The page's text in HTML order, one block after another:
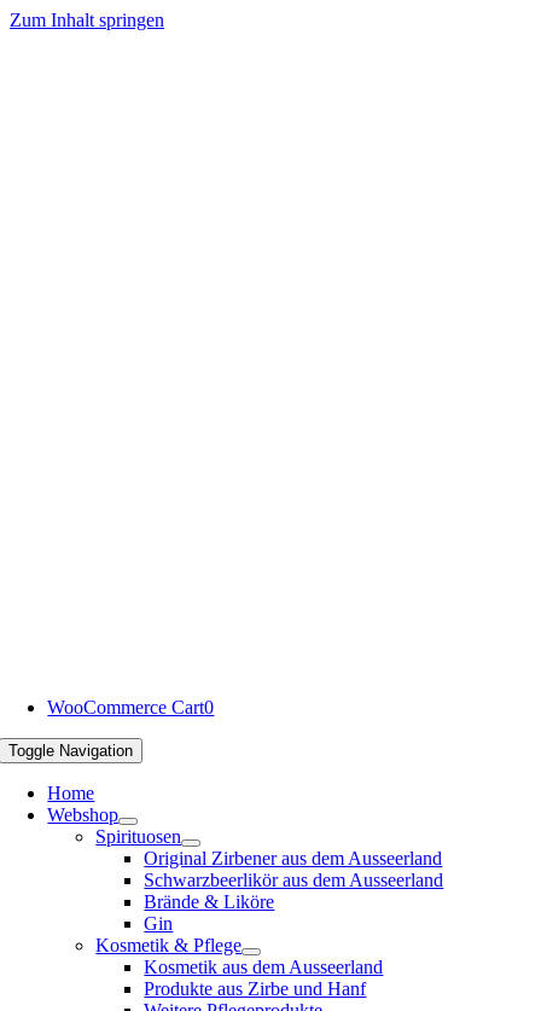
Zum Inhalt springen
WooCommerce Cart0
Toggle Navigation
Home
Webshop
Spirituosen
Original Zirbener aus dem Ausseerland
Schwarzbeerlikör aus dem Ausseerland
Brände & Liköre
Gin
Kosmetik & Pflege
Kosmetik aus dem Ausseerland
Produkte aus Zirbe und Hanf